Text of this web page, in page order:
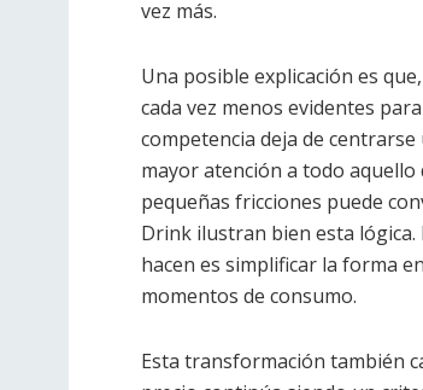
vez más.
Una posible explicación es
cada vez menos evidentes
competencia deja de
mayor atención a todo aquello
pequeñas fricciones puede
Drink ilustran bien esta
hacen es simplificar la forma
momentos de consumo.
Esta transformación también